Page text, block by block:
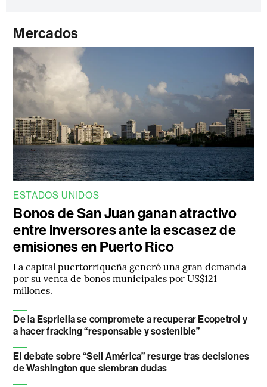
Mercados
ESTADOS UNIDOS
Bonos de San Juan ganan atractivo
entre inversores ante la escasez de
emisiones en Puerto Rico
La capital puertorriqueña generó una gran demanda
por su venta de bonos municipales por US$121
millones.
De la Espriella se compromete a recuperar Ecopetrol y
a hacer fracking “responsable y sostenible”
El debate sobre “Sell América” resurge tras decisiones
de Washington que siembran dudas